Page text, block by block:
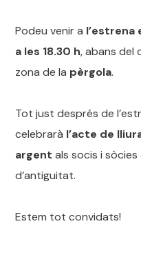
Podeu venir a l’estrena
a les 18.30 h, abans del
zona de la pèrgola.
Tot just després de
celebrarà l’acte de
argent als socis i
d’antiguitat.
Estem tot convidats!